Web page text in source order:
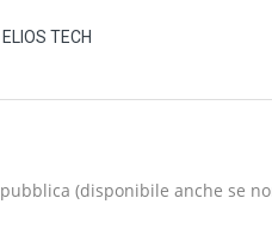
TECH
(disponibile anche se